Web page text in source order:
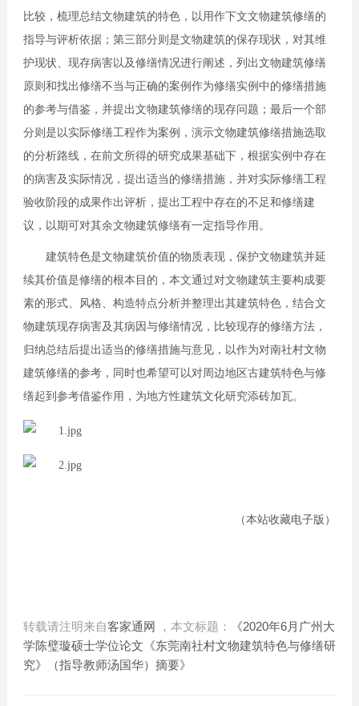
比较，梳理总结文物建筑的特色，以用作下文文物建筑修缮的
指导与评析依据；第三部分则是文物建筑的保存现状，对其维
护现状、现存病害以及修缮情况进行阐述，列出文物建筑修缮
原则和找出修缮不当与正确的案例作为修缮实例中的修缮措施
的参考与借鉴，并提出文物建筑修缮的现存问题；最后一个部
分则是以实际修缮工程作为案例，演示文物建筑修缮措施选取
的分析路线，在前文所得的研究成果基础下，根据实例中存在
的病害及实际情况，提出适当的修缮措施，并对实际修缮工程
验收阶段的成果作出评析，提出工程中存在的不足和修缮建
议，以期可对其余文物建筑修缮有一定指导作用。
建筑特色是文物建筑价值的物质表现，保护文物建筑并延
续其价值是修缮的根本目的，本文通过对文物建筑主要构成要
素的形式、风格、构造特点分析并整理出其建筑特色，结合文
物建筑现存病害及其病因与修缮情况，比较现存的修缮方法，
归纳总结后提出适当的修缮措施与意见，以作为对南社村文物
建筑修缮的参考，同时也希望可以对周边地区古建筑特色与修
缮起到参考借鉴作用，为地方性建筑文化研究添砖加瓦。
（本站收藏电子版）
转载请注明来自客家通网 ，本文标题：
《2020年6月广州大
学陈璧璇硕士学位论文《东莞南社村文物建筑特色与修缮研
究》（指导教师汤国华）摘要》